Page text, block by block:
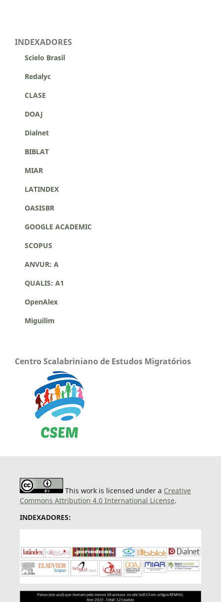
INDEXADORES
Scielo Brasil
Redalyc
CLASE
DOAJ
Dialnet
BIBLAT
MIAR
LATINDEX
OASISBR
GOOGLE ACADEMIC
SCOPUS
ANVUR: A
QUALIS: A1
OpenAlex
Miguilim
Centro Scalabriniano de Estudos Migratórios
This work is licensed under a Creative
Commons Attribution 4.0 International License.
INDEXADORES: